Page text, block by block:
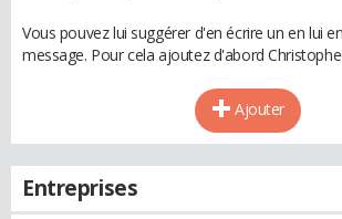
Vous pouvez lui suggérer d'en écrire un en lui
message. Pour cela ajoutez d'abord
Ajouter
Entreprises